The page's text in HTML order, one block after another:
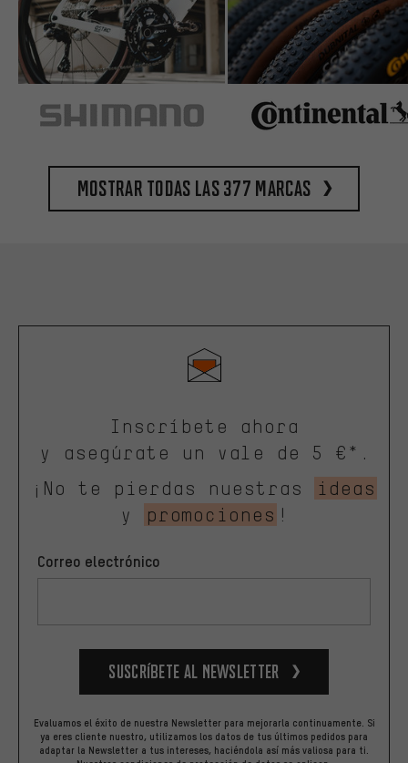
Mostrar todas las 377 marcas
Inscríbete ahora
y asegúrate un vale de 5 €*.
¡No te pierdas nuestras
ideas
y
promociones !
Correo electrónico
Suscríbete al newsletter
Evaluamos el éxito de nuestra Newsletter para mejorarla continuamente. Si
ya eres cliente nuestro, utilizamos los datos de tus últimos pedidos para
adaptar la Newsletter a tus intereses, haciéndola así más valiosa para ti.